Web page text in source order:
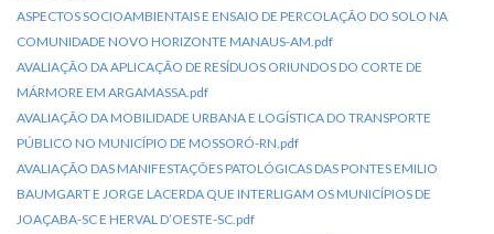
ASPECTOS SOCIOAMBIENTAIS E ENSAIO DE PERCOLAÇÃO DO SOLO NA
COMUNIDADE NOVO HORIZONTE MANAUS-AM.pdf
AVALIAÇÃO DA APLICAÇÃO DE RESÍDUOS ORIUNDOS DO CORTE DE
MÁRMORE EM ARGAMASSA.pdf
AVALIAÇÃO DA MOBILIDADE URBANA E LOGÍSTICA DO TRANSPORTE
PÚBLICO NO MUNICÍPIO DE MOSSORÓ-RN.pdf
AVALIAÇÃO DAS MANIFESTAÇÕES PATOLÓGICAS DAS PONTES EMILIO
BAUMGART E JORGE LACERDA QUE INTERLIGAM OS MUNICÍPIOS DE
JOAÇABA-SC E HERVAL D’OESTE-SC.pdf